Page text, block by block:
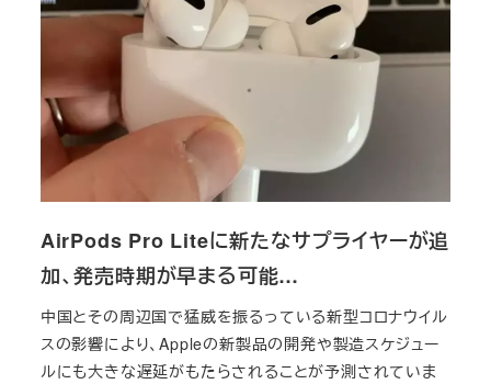
AirPods Pro Liteに新たなサプライヤーが追
加、発売時期が早まる可能…
中国とその周辺国で猛威を振るっている新型コロナウイル
スの影響により、Appleの新製品の開発や製造スケジュー
ルにも大きな遅延がもたらされることが予測されていま